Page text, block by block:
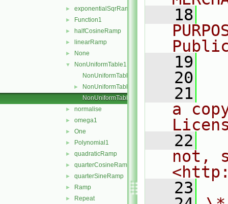
► exponentialSqrRamp
► Function1
► halfCosineRamp
► linearRamp
► None
▼
NonUniformTable1
NonUniformTable1.C
►
NonUniformTable1.H
NonUniformTable1I.H
► normalise
► omega1
► One
► Polynomial1
► quadraticRamp
► quarterCosineRamp
► quarterSineRamp
► Ramp
► Repeat
   18
   19
   20
   21
a
   22
not,
   23